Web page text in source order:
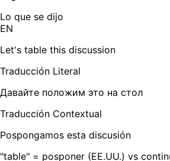
Lo que se dijo
EN
Let's table this discussion
Traducción Literal
Давайте положим это на стол
Traducción Contextual
Pospongamos esta discusión
"table" = posponer (EE.UU.) vs